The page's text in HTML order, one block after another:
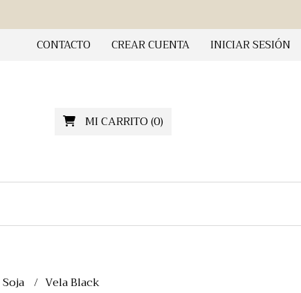
CONTACTO
CREAR CUENTA INICIAR SESIÓN
MI CARRITO(0)
Vela Black